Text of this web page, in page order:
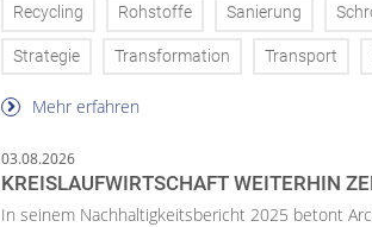
Recycling Rohstoffe Sanierung
Strategie Transformation Transport
Mehr erfahren
03.08.2026
KREISLAUFWIRTSCHAFT WEITERHIN
In seinem Nachhaltigkeitsbericht 2025 betont